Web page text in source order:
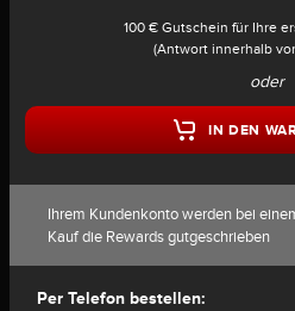
100 € Gutschein für Ihre
(Antwort innerhalb
oder
IN DEN
Ihrem Kundenkonto werden bei
Kauf die Rewards gutgeschrieben
Per Telefon bestellen: